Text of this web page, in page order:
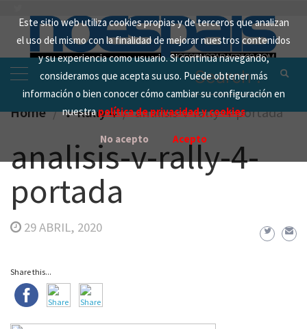
Este sitio web utiliza cookies propias y de terceros que analizan
el uso del mismo con la finalidad de mejorar nuestros contenidos
y su experiencia como usuario. Si continua navegando,
consideramos que acepta su uso. Puede obtener más
información o bien conocer cómo cambiar su configuración en
nuestrapolítica de privacidad y cookies
No acepto Acepto
content
Search
for:
Home V-Rally 4 analisis-v-rally-4-portada
analisis-v-rally-4-
portada
29 ABRIL, 2020
Share this...